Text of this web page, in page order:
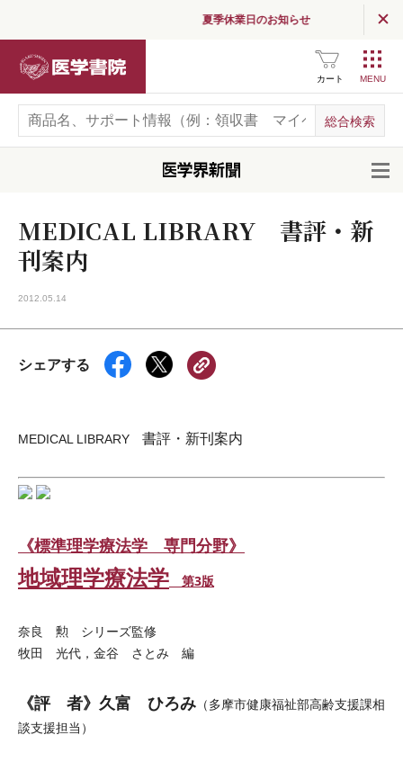
夏季休業日のお知らせ
カート
MEDICAL LIBRARY 書評・新
刊案内
2012.05.14
シェアする
MEDICAL LIBRARY 書評・新刊案内
《標準理学療法学 専門分野》
地域理学療法学 第3版
奈良 勲 シリーズ監修
牧田 光代，金谷 さとみ 編
《評 者》久富 ひろみ （多摩市健康福祉部高齢支援課相
談支援担当）